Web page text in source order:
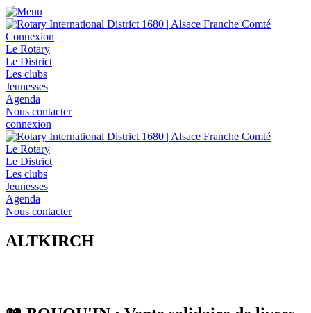
Connexion
Le Rotary
Le District
Les clubs
Jeunesses
Agenda
Nous contacter
connexion
Le Rotary
Le District
Les clubs
Jeunesses
Agenda
Nous contacter
ALTKIRCH